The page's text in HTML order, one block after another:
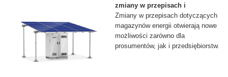
zmiany w przepisach i
Zmiany w przepisach dotyczących
magazynów energii otwierają nowe
możliwości zarówno dla
prosumentów, jak i przedsiębiorstw.